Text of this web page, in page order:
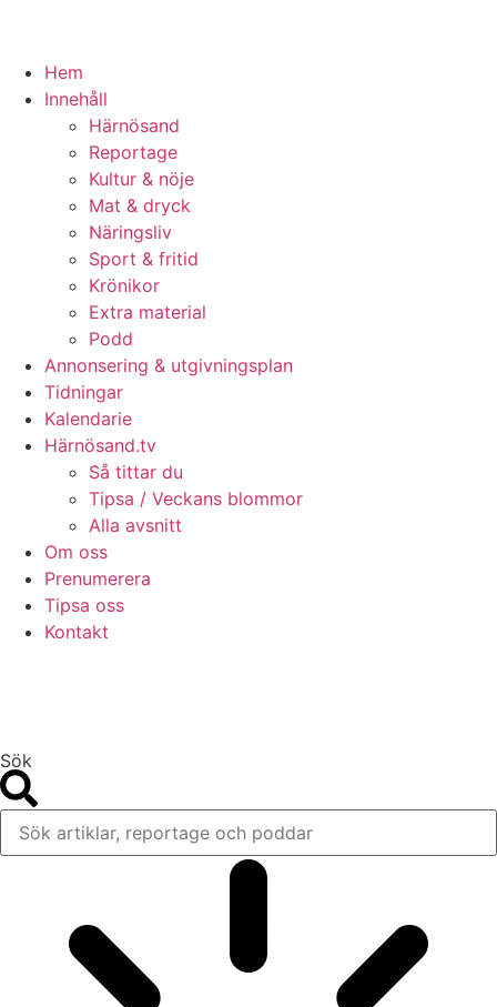
Hem
Innehåll
Härnösand
Reportage
Kultur & nöje
Mat & dryck
Näringsliv
Sport & fritid
Krönikor
Extra material
Podd
Annonsering & utgivningsplan
Tidningar
Kalendarie
Härnösand.tv
Så tittar du
Tipsa / Veckans blommor
Alla avsnitt
Om oss
Prenumerera
Tipsa oss
Kontakt
Sök